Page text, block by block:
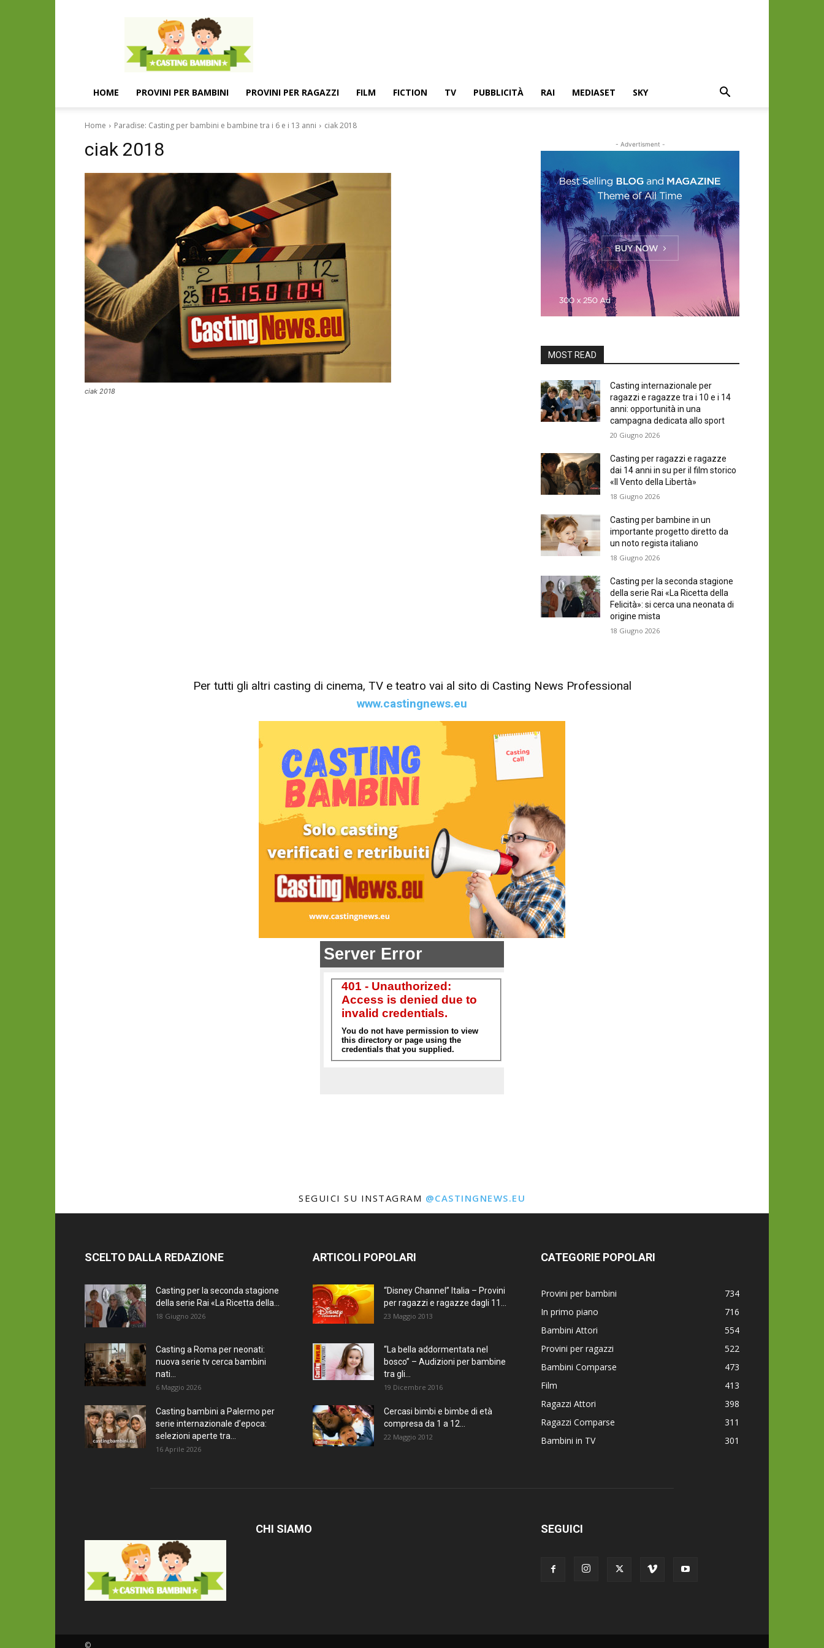
Casting
e
provini
per
bambini
e
HOME PROVINI PER BAMBINI PROVINI PER RAGAZZI FILM FICTION TV PUBBLICITÀ RAI MEDIASET SKY
Home Paradise: Casting per bambini e bambine tra i 6 e i 13 anni ciak 2018
ciak 2018
ciak 2018
- Advertisment -
MOST READ
Casting internazionale per
ragazzi e ragazze tra i 10 e i 14
anni: opportunità in una
campagna dedicata allo sport
20 Giugno 2026
Casting per ragazzi e ragazze
dai 14 anni in su per il film storico
«Il Vento della Libertà»
18 Giugno 2026
Casting per bambine in un
importante progetto diretto da
un noto regista italiano
18 Giugno 2026
Casting per la seconda stagione
della serie Rai «La Ricetta della
Felicità»: si cerca una neonata di
origine mista
18 Giugno 2026
Per tutti gli altri casting di cinema, TV e teatro vai al sito di Casting News Professional
www.castingnews.eu
SEGUICI SU INSTAGRAM @CASTINGNEWS.EU
SCELTO DALLA REDAZIONE
Casting per la seconda stagione
della serie Rai «La Ricetta della...
18 Giugno 2026
Casting a Roma per neonati:
nuova serie tv cerca bambini
nati...
6 Maggio 2026
Casting bambini a Palermo per
serie internazionale d’epoca:
selezioni aperte tra...
16 Aprile 2026
ARTICOLI POPOLARI
“Disney Channel” Italia – Provini
per ragazzi e ragazze dagli 11...
23 Maggio 2013
“La bella addormentata nel
bosco” – Audizioni per bambine
tra gli...
19 Dicembre 2016
Cercasi bimbi e bimbe di età
compresa da 1 a 12...
22 Maggio 2012
CATEGORIE POPOLARI
Provini per bambini
734
In primo piano
716
Bambini Attori
554
Provini per ragazzi
522
Bambini Comparse
473
Film
413
Ragazzi Attori
398
Ragazzi Comparse
311
Bambini in TV
301
CHI SIAMO SEGUICI
©